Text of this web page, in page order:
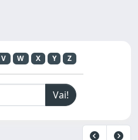
V W X Y Z